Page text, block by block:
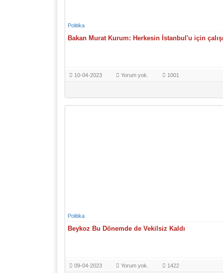
Politika
Bakan Murat Kurum: Herkesin İstanbul'u için
10-04-2023 Yorum yok. 1001
Politika
Beykoz Bu Dönemde de Vekilsiz Kaldı
09-04-2023 Yorum yok. 1422